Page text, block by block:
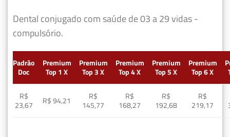
Dental conjugado com saúde de 03 a 29 vidas -
compulsório.
Padrão
Doc
Premium
Top 1 X
Premium
Top 3 X
Premium
Top 4 X
Premium
Top 5 X
Premium
Top 6 X
R$
23,67
R$ 94,21
R$
145,77
R$
168,27
R$
192,68
R$
219,17